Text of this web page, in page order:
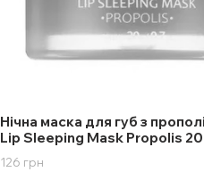
Нічна маска для губ з
Lip Sleeping Mask Propolis
126 грн